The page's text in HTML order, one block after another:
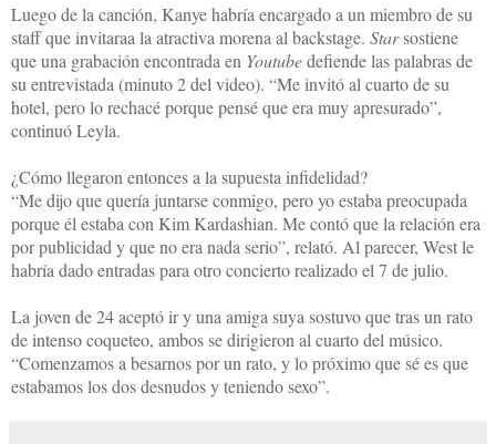
Luego de la canción, Kanye habría encargado a un miembro de su
staff que invitaraa la atractiva morena al backstage. Starsostiene
que una grabación encontrada en Youtubedefiende las palabras de
su entrevistada (minuto 2 del video). “Me invitó al cuarto de su
hotel, pero lo rechacé porque pensé que era muy apresurado”,
continuó Leyla.
¿Cómo llegaron entonces a la supuesta infidelidad?
“Me dijo que quería juntarse conmigo, pero yo estaba preocupada
porque él estaba con Kim Kardashian. Me contó que la relación era
por publicidad y que no era nada serio”, relató. Al parecer, West le
habría dado entradas para otro concierto realizado el 7 de julio.
La joven de 24 aceptó ir y una amiga suya sostuvo que tras un rato
de intenso coqueteo, ambos se dirigieron al cuarto del músico.
“Comenzamos a besarnos por un rato, y lo próximo que sé es que
estabamos los dos desnudos y teniendo sexo”.